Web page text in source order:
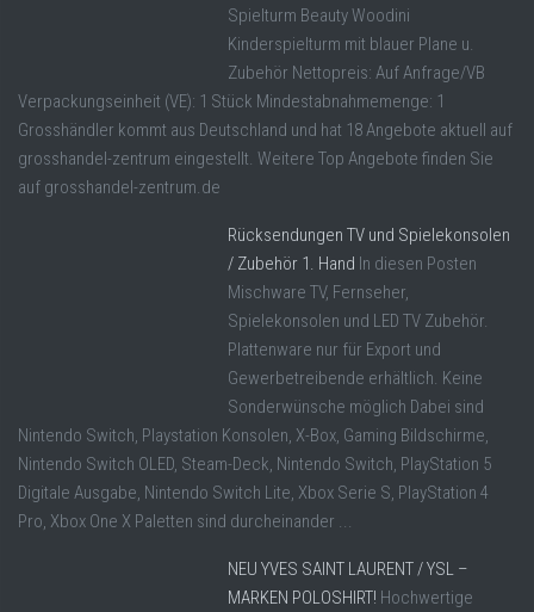
Spielturm Beauty Woodini
Kinderspielturm mit blauer Plane u.
Zubehör Nettopreis: Auf Anfrage/VB
Verpackungseinheit (VE): 1 Stück Mindestabnahmemenge: 1
Grosshändler kommt aus Deutschland und hat 18 Angebote aktuell auf
grosshandel-zentrum eingestellt. Weitere Top Angebote finden Sie
auf grosshandel-zentrum.de
Rücksendungen TV und Spielekonsolen
/ Zubehör 1. Hand In diesen Posten
Mischware TV, Fernseher,
Spielekonsolen und LED TV Zubehör.
Plattenware nur für Export und
Gewerbetreibende erhältlich. Keine
Sonderwünsche möglich Dabei sind
Nintendo Switch, Playstation Konsolen, X-Box, Gaming Bildschirme,
Nintendo Switch OLED, Steam-Deck, Nintendo Switch, PlayStation 5
Digitale Ausgabe, Nintendo Switch Lite, Xbox Serie S, PlayStation 4
Pro, Xbox One X Paletten sind durcheinander ...
NEU YVES SAINT LAURENT / YSL –
MARKEN POLOSHIRT! Hochwertige